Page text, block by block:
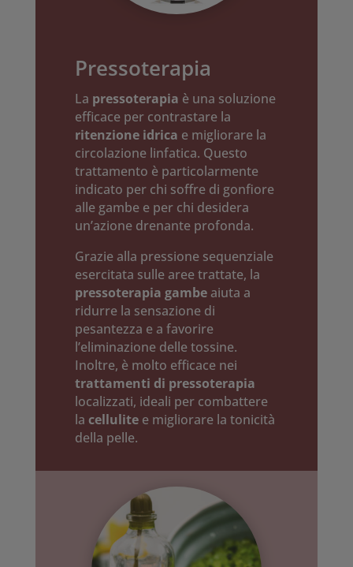
Pressoterapia
La pressoterapia è una soluzione
efficace per contrastare la
ritenzione idrica e migliorare la
circolazione linfatica. Questo
trattamento è particolarmente
indicato per chi soffre di gonfiore
alle gambe e per chi desidera
un’azione drenante profonda.
Grazie alla pressione sequenziale
esercitata sulle aree trattate, la
pressoterapia gambeaiuta a
ridurre la sensazione di
pesantezza e a favorire
l’eliminazione delle tossine.
Inoltre, è molto efficace nei
trattamenti di pressoterapia
localizzati, ideali per combattere
la cellulitee migliorare la tonicità
della pelle.